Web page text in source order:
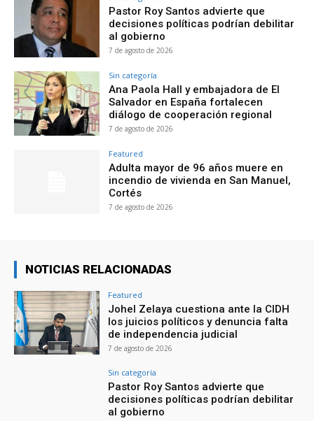
Pastor Roy Santos advierte que
decisiones políticas podrían debilitar
al gobierno
7 de agosto de 2026
Sin categoría
Ana Paola Hall y embajadora de El
Salvador en España fortalecen
diálogo de cooperación regional
7 de agosto de 2026
Featured
Adulta mayor de 96 años muere en
incendio de vivienda en San Manuel,
Cortés
7 de agosto de 2026
NOTICIAS RELACIONADAS
Featured
Johel Zelaya cuestiona ante la CIDH
los juicios políticos y denuncia falta
de independencia judicial
7 de agosto de 2026
Sin categoría
Pastor Roy Santos advierte que
decisiones políticas podrían debilitar
al gobierno